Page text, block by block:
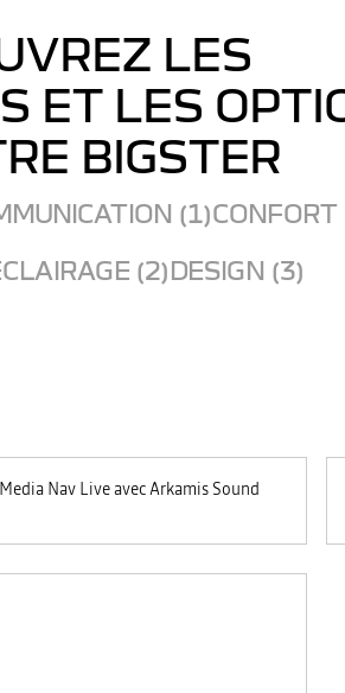
LES
ET LES
BIGSTER
(1)
(2)DESIGN (3)
Nav Live avec Arkamis Sound